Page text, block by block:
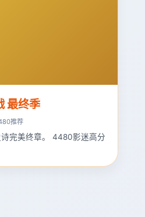
最终季
推荐
完美终章。 4480影迷高分